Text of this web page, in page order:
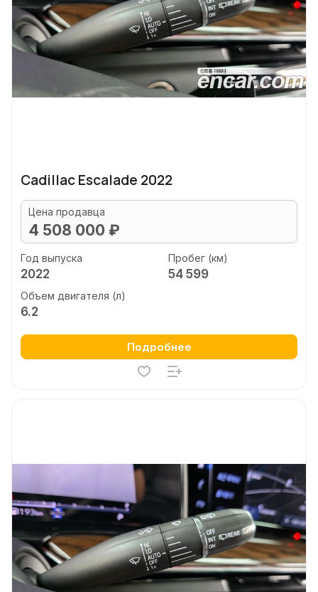
Cadillac Escalade 2022
Цена продавца
4 508 000 ₽
Год выпуска
2022
Пробег (км)
54 599
Объем двигателя (л)
6.2
Подробнее